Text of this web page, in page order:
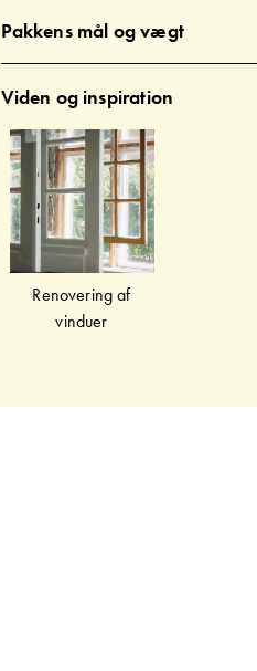
Pakkens mål og vægt
Viden og inspiration
Renovering af
vinduer